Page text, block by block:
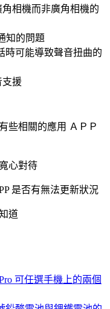
角相機而非廣角相機的
知的問題
時可能導致聲音扭曲的
支援
些相關的應用 ＡＰＰ
心對待
是否有無法更新狀況
道
可任選手機上的兩個